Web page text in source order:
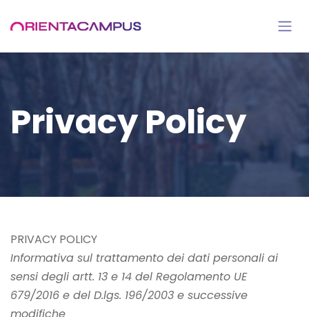
Privacy Policy
PRIVACY POLICY
Informativa sul trattamento dei dati personali ai
sensi degli artt. 13 e 14 del Regolamento UE
679/2016 e del D.lgs. 196/2003 e successive